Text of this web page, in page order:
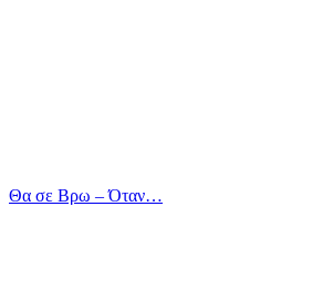
Θα σε Βρω – Όταν…